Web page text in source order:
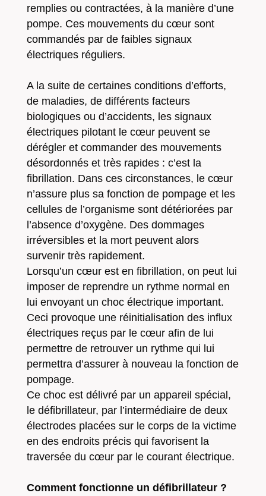
remplies ou contractées, à la manière d’une
pompe. Ces mouvements du cœur sont
commandés par de faibles signaux
électriques réguliers.
A la suite de certaines conditions d’efforts,
de maladies, de différents facteurs
biologiques ou d’accidents, les signaux
électriques pilotant le cœur peuvent se
dérégler et commander des mouvements
désordonnés et très rapides : c’est la
fibrillation. Dans ces circonstances, le cœur
n’assure plus sa fonction de pompage et les
cellules de l’organisme sont détériorées par
l’absence d’oxygène. Des dommages
irréversibles et la mort peuvent alors
survenir très rapidement.
Lorsqu’un cœur est en fibrillation, on peut lui
imposer de reprendre un rythme normal en
lui envoyant un choc électrique important.
Ceci provoque une réinitialisation des influx
électriques reçus par le cœur afin de lui
permettre de retrouver un rythme qui lui
permettra d’assurer à nouveau la fonction de
pompage.
Ce choc est délivré par un appareil spécial,
le défibrillateur, par l’intermédiaire de deux
électrodes placées sur le corps de la victime
en des endroits précis qui favorisent la
traversée du cœur par le courant électrique.
Comment fonctionne un défibrillateur ?